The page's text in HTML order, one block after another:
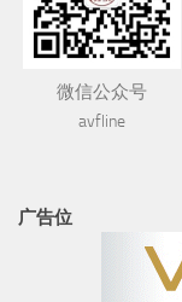
微信公众号
avfline
广告位